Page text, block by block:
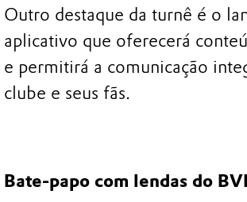
Outro destaque da turnê é o
aplicativo que oferecerá
e permitirá a comunicação
clube e seus fãs.
Bate-papo com lendas do